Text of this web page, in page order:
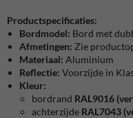
Productspecificaties:
Bordmodel: Bord met
Afmetingen: Zie
Materiaal: Aluminium
Reflectie: Voorzijde in
Kleur:
bordrand RAL9016
achterzijde RAL7043